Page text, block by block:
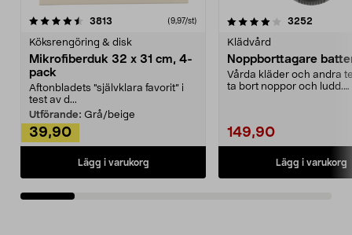
3813 (9,97/st)
Köksrengöring & disk
Mikrofiberduk 32 x 31 cm, 4-
pack
Aftonbladets "självklara favorit” i
test av d...
Utförande: Grå/beige
39,90
Lägg i varukorg
4.0av 5 stjärnor 3252
Klädvård
Noppborttagare
Vårda kläder och andra
ta bort noppor och ludd.
149,90
Lägg i varukorg
4.5av 5 stjärnor